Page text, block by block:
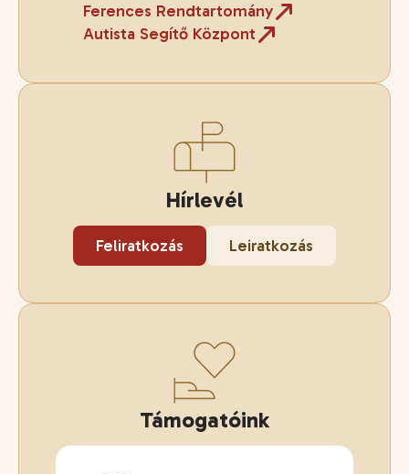
Ferences Rendtartomány
Autista Segítő Központ
Hírlevél
Feliratkozás Leiratkozás
Támogatóink